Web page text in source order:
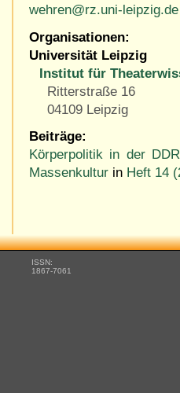
wehren@rz.uni-leipzig.de
Organisationen:
Universität Leipzig
Institut für
Ritterstraße 16
04109 Leipzig
Beiträge:
Körperpolitik in der
Massenkultur in Heft 14
ISSN:
1867-7061